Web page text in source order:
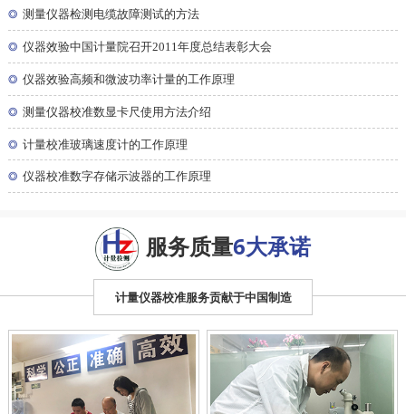
◎ 测量仪器检测电缆故障测试的方法
◎ 仪器效验中国计量院召开2011年度总结表彰大会
◎ 仪器效验高频和微波功率计量的工作原理
◎ 测量仪器校准数显卡尺使用方法介绍
◎ 计量校准玻璃速度计的工作原理
◎ 仪器校准数字存储示波器的工作原理
服务质量6大承诺
计量仪器校准服务贡献于中国制造